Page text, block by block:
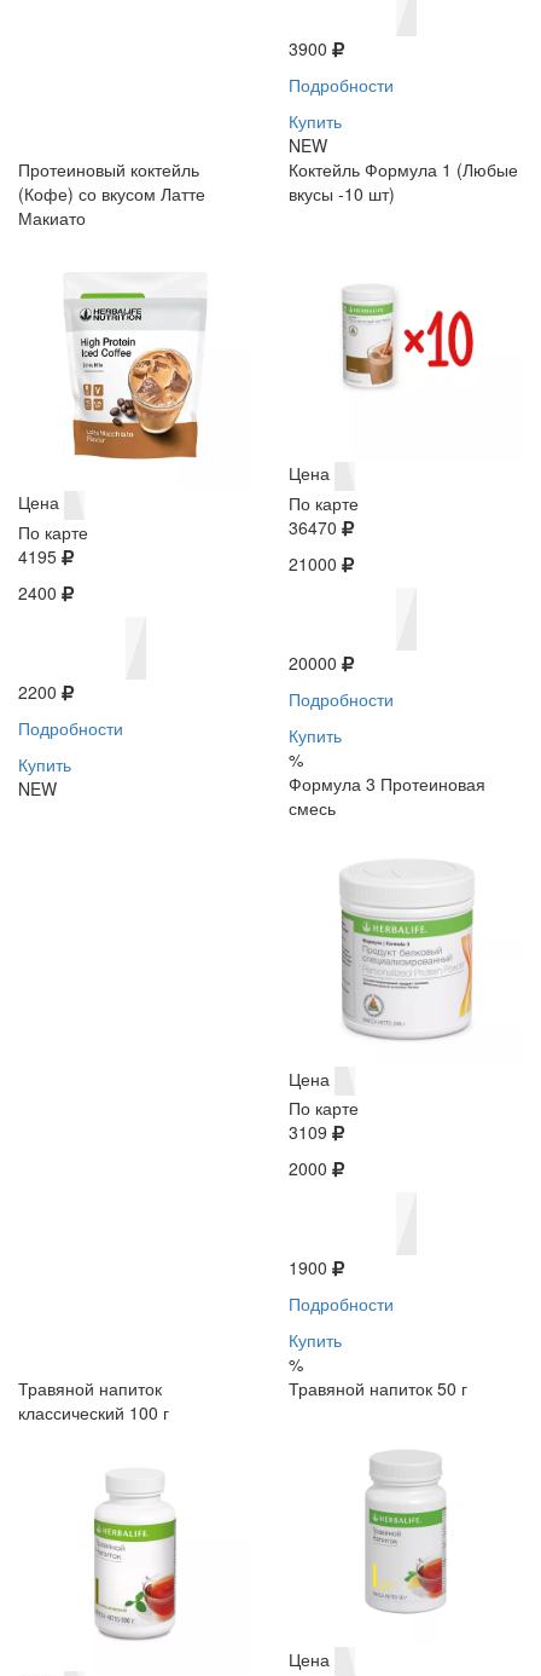
3900
Подробности
Купить
NEW
Протеиновый коктейль
(Кофе) со вкусом Латте
Макиато
Цена
По карте
4195
2400
2200
Подробности
Купить
NEW
Коктейль Формула 1 (Любые
вкусы -10 шт)
Цена
По карте
36470
21000
20000
Подробности
Купить
%
Формула 3 Протеиновая
смесь
Цена
По карте
3109
2000
1900
Подробности
Купить
%
Травяной напиток
классический 100 г
Травяной напиток 50 г
Цена